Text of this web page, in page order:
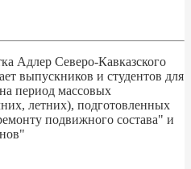
Адлер Северо-Кавказского
выпускников и студентов для
период массовых
летних), подготовленных
подвижного состава" и